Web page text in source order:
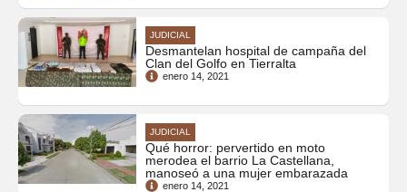
JUDICIAL
Desmantelan hospital de campaña del
Clan del Golfo en Tierralta
enero 14, 2021
JUDICIAL
Qué horror: pervertido en moto
merodea el barrio La Castellana,
manoseó a una mujer embarazada
enero 14, 2021